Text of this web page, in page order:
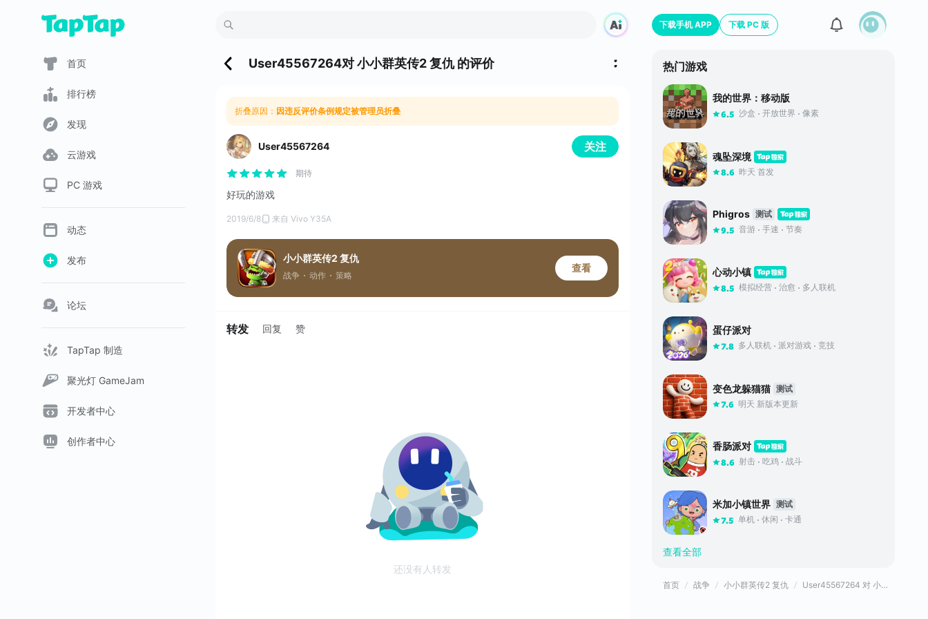
首页
排行榜
发现
云游戏
PC 游戏
动态
发布
论坛
TapTap 制造
聚光灯 GameJam
开发者中心
创作者中心
User45567264对小小群英传2 复仇 的评价
折叠原因： 因违反评价条例规定被管理员折叠
User45567264 关注
期待
好玩的游戏
2019/6/8 来自 Vivo Y35A
小小群英传2 复仇
战争 动作 策略
查看
转发 回复 赞
还没有人转发
下载手机 APP 下载 PC 版
热门游戏
我的世界：移动版
6.5 沙盒 开放世界 像素
魂坠深境
8.6 昨天 首发
Phigros 测试
9.5 音游 手速 节奏
心动小镇
8.5 模拟经营 治愈 多人联机
蛋仔派对
7.8 多人联机 派对游戏 竞技
变色龙躲猫猫 测试
7.6 明天 新版本更新
香肠派对
8.6 射击 吃鸡 战斗
米加小镇世界 测试
7.5 单机 休闲 卡通
查看全部
首页 战争 小小群英传2 复仇 User45567264 对 小小群英传2 复仇的评价